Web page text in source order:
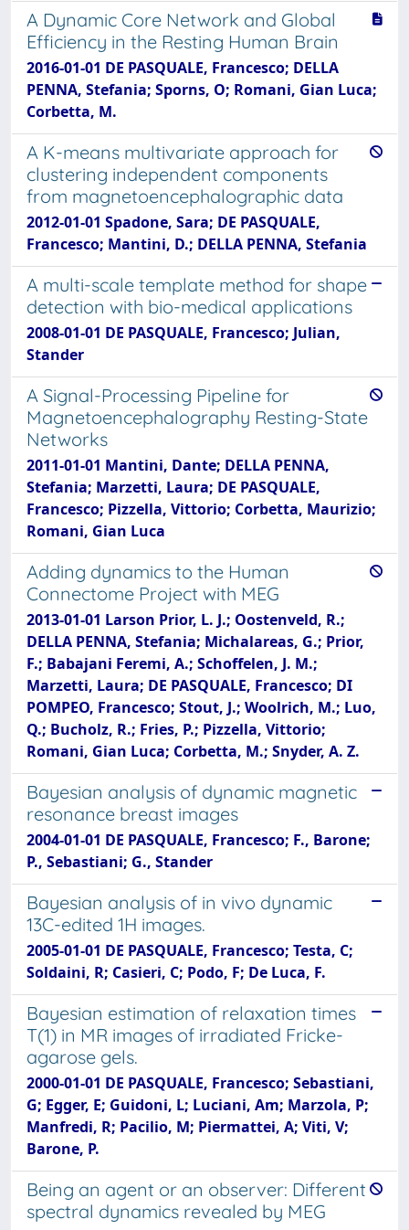
A Dynamic Core Network and Global
Efficiency in the Resting Human Brain
2016-01-01 DE PASQUALE, Francesco; DELLA
PENNA, Stefania; Sporns, O; Romani, Gian Luca;
Corbetta, M.
A K-means multivariate approach for
clustering independent components
from magnetoencephalographic data
2012-01-01 Spadone, Sara; DE PASQUALE,
Francesco; Mantini, D.; DELLA PENNA, Stefania
A multi-scale template method for shape
detection with bio-medical applications
2008-01-01 DE PASQUALE, Francesco; Julian,
Stander
A Signal-Processing Pipeline for
Magnetoencephalography Resting-State
Networks
2011-01-01 Mantini, Dante; DELLA PENNA,
Stefania; Marzetti, Laura; DE PASQUALE,
Francesco; Pizzella, Vittorio; Corbetta, Maurizio;
Romani, Gian Luca
Adding dynamics to the Human
Connectome Project with MEG
2013-01-01 Larson Prior, L. J.; Oostenveld, R.;
DELLA PENNA, Stefania; Michalareas, G.; Prior,
F.; Babajani Feremi, A.; Schoffelen, J. M.;
Marzetti, Laura; DE PASQUALE, Francesco; DI
POMPEO, Francesco; Stout, J.; Woolrich, M.; Luo,
Q.; Bucholz, R.; Fries, P.; Pizzella, Vittorio;
Romani, Gian Luca; Corbetta, M.; Snyder, A. Z.
Bayesian analysis of dynamic magnetic
resonance breast images
2004-01-01 DE PASQUALE, Francesco; F., Barone;
P., Sebastiani; G., Stander
Bayesian analysis of in vivo dynamic
13C-edited 1H images.
2005-01-01 DE PASQUALE, Francesco; Testa, C;
Soldaini, R; Casieri, C; Podo, F; De Luca, F.
Bayesian estimation of relaxation times
T(1) in MR images of irradiated Fricke-
agarose gels.
2000-01-01 DE PASQUALE, Francesco; Sebastiani,
G; Egger, E; Guidoni, L; Luciani, Am; Marzola, P;
Manfredi, R; Pacilio, M; Piermattei, A; Viti, V;
Barone, P.
Being an agent or an observer: Different
spectral dynamics revealed by MEG